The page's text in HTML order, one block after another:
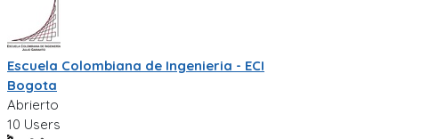
Escuela Colombiana de Ingenieria - ECI
Bogota
Abrierto
10 Users